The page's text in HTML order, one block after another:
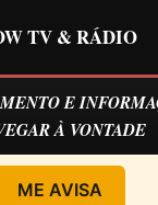
TV & RÁDIO
E
À VONTADE
ME AVISA